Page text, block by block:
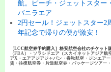
航。ピーチ・ジェットスター・
バニラエア
2円セール！ジェットスター2
年記念で帰りの便が激安！
［LCC航空券予約購入］格安航空会社のチケット
（FDA）・ソラシドエア（スカイネットアジア
アX・エアアジアジャパン・春秋航空・ジンエア
賃・往復航空券・片道航空券・パッケージツアー